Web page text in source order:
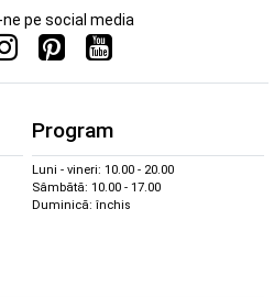
pe social media
Program
Luni - vineri: 10.00 - 20.00
Sâmbătă: 10.00 - 17.00
Duminică: închis